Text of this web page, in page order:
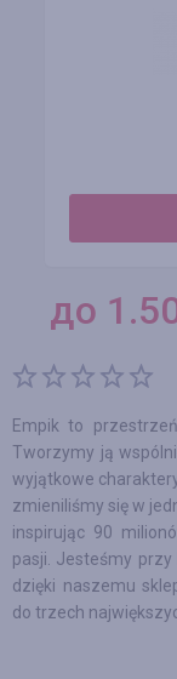
до
Empik to
Tworzymy ją
wyjątkowe
zmieniliśmy się w
inspirując 90
pasji. Jesteśmy
dzięki naszemu
do trzech